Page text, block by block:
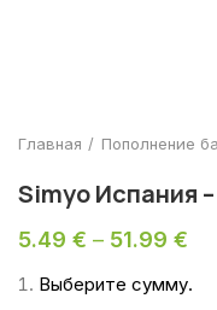
Главная Пополнение
Simyo Испания
5.49 € – 51.99 €
Выберите сумму.